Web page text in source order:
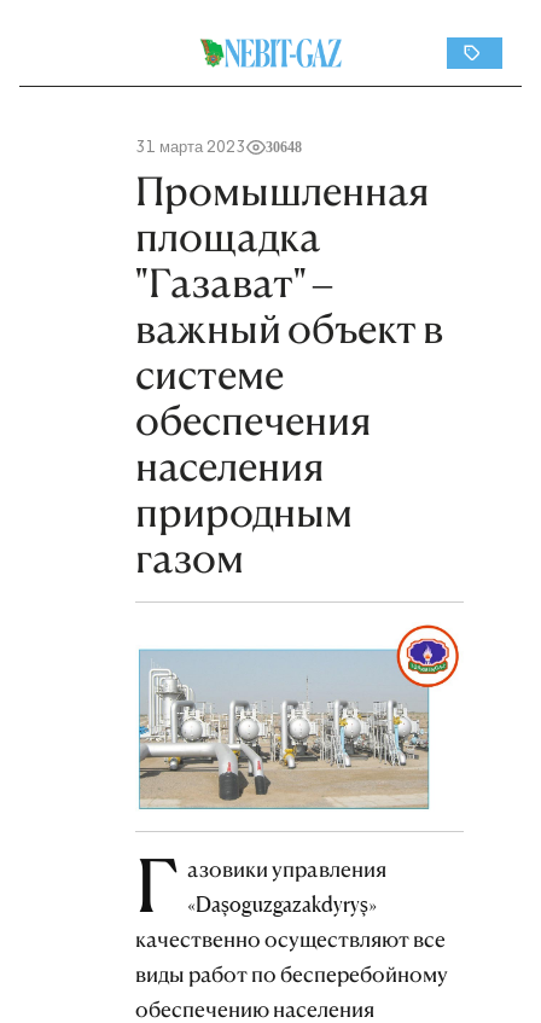
31 марта 2023 30648
Промышленная
площадка
"Газават" –
важный объект в
системе
обеспечения
населения
природным
газом
Г азовики управления
«Daşoguzgazakdyryş»
качественно осуществляют все
виды работ по бесперебойному
обеспечению населения